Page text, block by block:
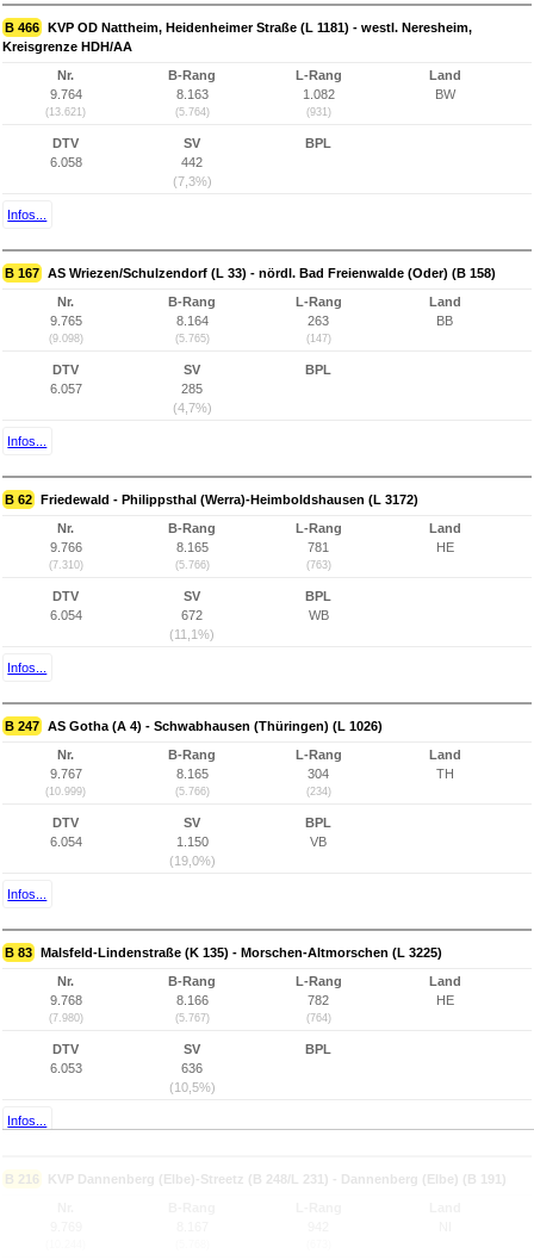
B 466 KVP OD Nattheim, Heidenheimer Straße (L 1181) - westl. Neresheim,
Kreisgrenze HDH/AA
Nr.
9.764
(13.621)
B-Rang
8.163
(5.764)
L-Rang
1.082
(931)
Land
BW
DTV
6.058
SV
442
(7,3%)
BPL
Infos...
B 167 AS Wriezen/Schulzendorf (L 33) - nördl. Bad Freienwalde (Oder) (B 158)
Nr.
9.765
(9.098)
B-Rang
8.164
(5.765)
L-Rang
263
(147)
Land
BB
DTV
6.057
SV
285
(4,7%)
BPL
Infos...
B 62 Friedewald - Philippsthal (Werra)-Heimboldshausen (L 3172)
Nr.
9.766
(7.310)
B-Rang
8.165
(5.766)
L-Rang
781
(763)
Land
HE
DTV
6.054
SV
672
(11,1%)
BPL
WB
Infos...
B 247 AS Gotha (A 4) - Schwabhausen (Thüringen) (L 1026)
Nr.
9.767
(10.999)
B-Rang
8.165
(5.766)
L-Rang
304
(234)
Land
TH
DTV
6.054
SV
1.150
(19,0%)
BPL
VB
Infos...
B 83 Malsfeld-Lindenstraße (K 135) - Morschen-Altmorschen (L 3225)
Nr.
9.768
(7.980)
B-Rang
8.166
(5.767)
L-Rang
782
(764)
Land
HE
DTV
6.053
SV
636
(10,5%)
BPL
Infos...
B 216 KVP Dannenberg (Elbe)-Streetz (B 248/L 231) - Dannenberg (Elbe) (B 191)